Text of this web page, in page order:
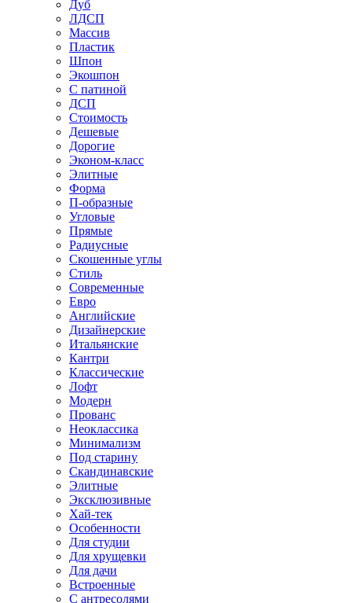
Дуб
ЛДСП
Массив
Пластик
Шпон
Экошпон
С патиной
ДСП
Стоимость
Дешевые
Дорогие
Эконом-класс
Элитные
Форма
П-образные
Угловые
Прямые
Радиусные
Скошенные углы
Стиль
Современные
Евро
Английские
Дизайнерские
Итальянские
Кантри
Классические
Лофт
Модерн
Прованс
Неоклассика
Минимализм
Под старину
Скандинавские
Элитные
Эксклюзивные
Хай-тек
Особенности
Для студии
Для хрущевки
Для дачи
Встроенные
С антресолями